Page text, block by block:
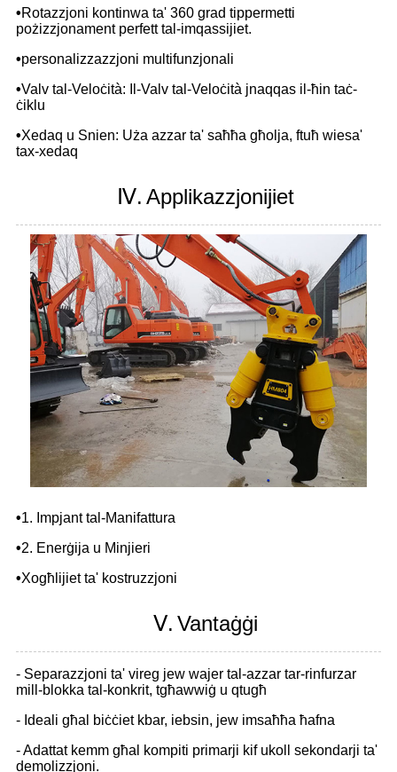
•Rotazzjoni kontinwa ta' 360 grad tippermetti
pożizzjonament perfett tal-imqassijiet.
•personalizzazzjoni multifunzjonali
•Valv tal-Veloċità: Il-Valv tal-Veloċità jnaqqas il-ħin taċ-
ċiklu
•Xedaq u Snien: Uża azzar ta' saħħa għolja, ftuħ wiesa'
tax-xedaq
Ⅳ. Applikazzjonijiet
•1. Impjant tal-Manifattura
•2. Enerġija u Minjieri
•Xogħlijiet ta' kostruzzjoni
Ⅴ. Vantaġġi
- Separazzjoni ta' vireg jew wajer tal-azzar tar-rinfurzar
mill-blokka tal-konkrit, tgħawwiġ u qtugħ
- Ideali għal biċċiet kbar, iebsin, jew imsaħħa ħafna
- Adattat kemm għal kompiti primarji kif ukoll sekondarji ta'
demolizzjoni.